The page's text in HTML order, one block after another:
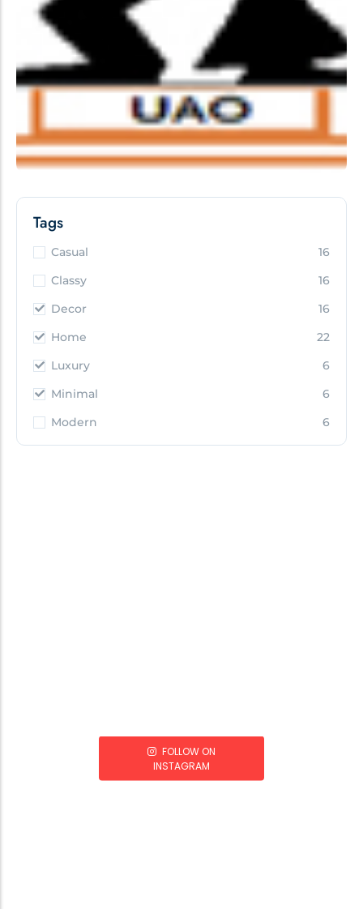
Tags
Casual
16
Classy
16
Decor
16
Home
22
Luxury
6
Minimal
6
Modern
6
FOLLOW ON
INSTAGRAM